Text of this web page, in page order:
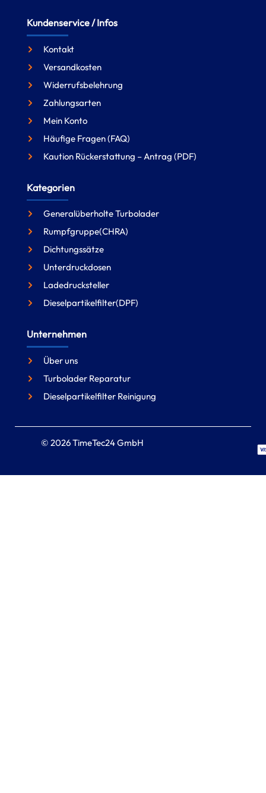
Kundenservice / Infos
Kontakt
Versandkosten
Widerrufsbelehrung
Zahlungsarten
Mein Konto
Häufige Fragen (FAQ)
Kaution Rückerstattung – Antrag (PDF)
Kategorien
Generalüberholte Turbolader
Rumpfgruppe(CHRA)
Dichtungssätze
Unterdruckdosen
Ladedrucksteller
Dieselpartikelfilter(DPF)
Unternehmen
Über uns
Turbolader Reparatur
Dieselpartikelfilter Reinigung
© 2026 TimeTec24 GmbH